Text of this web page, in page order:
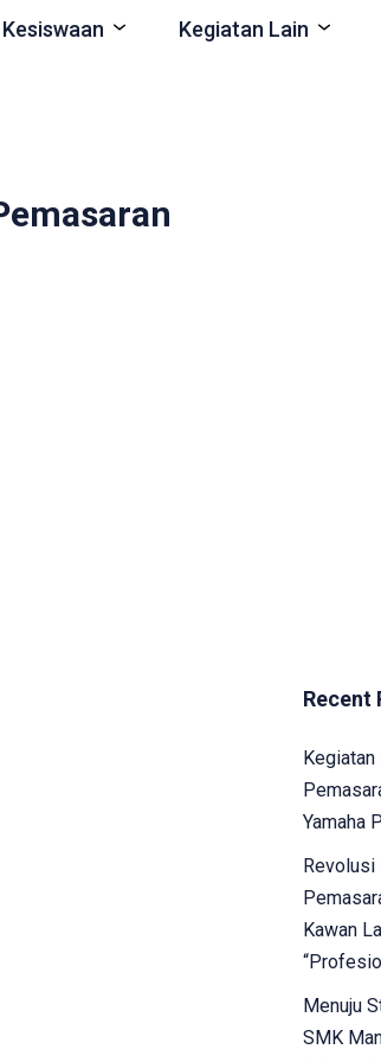
Kesiswaan Kegiatan Lain
Recent
Yamaha
Revolusi
Kawan
Menuju
SMK